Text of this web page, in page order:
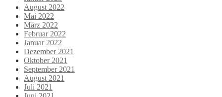
August 2022
Mai 2022
März 2022
Februar 2022
Januar 2022
Dezember 2021
Oktober 2021
September 2021
August 2021
Juli 2021